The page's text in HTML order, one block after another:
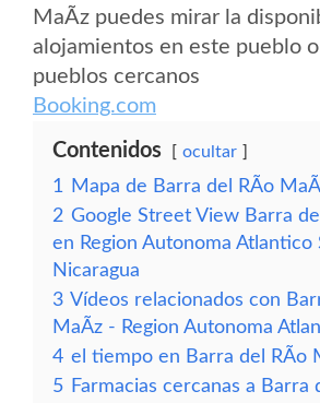
MaÃ­z puedes mirar la
alojamientos en este pueblo
pueblos cercanos
Booking.com
Contenidos ocultar
1
Mapa de Barra del RÃ­o
2 Google Street View Barra
en Region Autonoma Atlantico
Nicaragua
3 Vídeos relacionados con
MaÃ­z - Region Autonoma
4 el tiempo en Barra del RÃ­o
5 Farmacias cercanas a